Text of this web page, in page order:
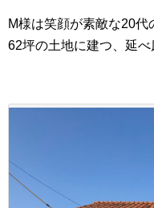
M様は笑顔が素敵な20代
62坪の土地に建つ、延べ